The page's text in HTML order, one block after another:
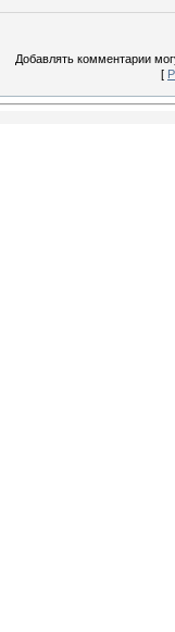
Добавлять комментарии
[